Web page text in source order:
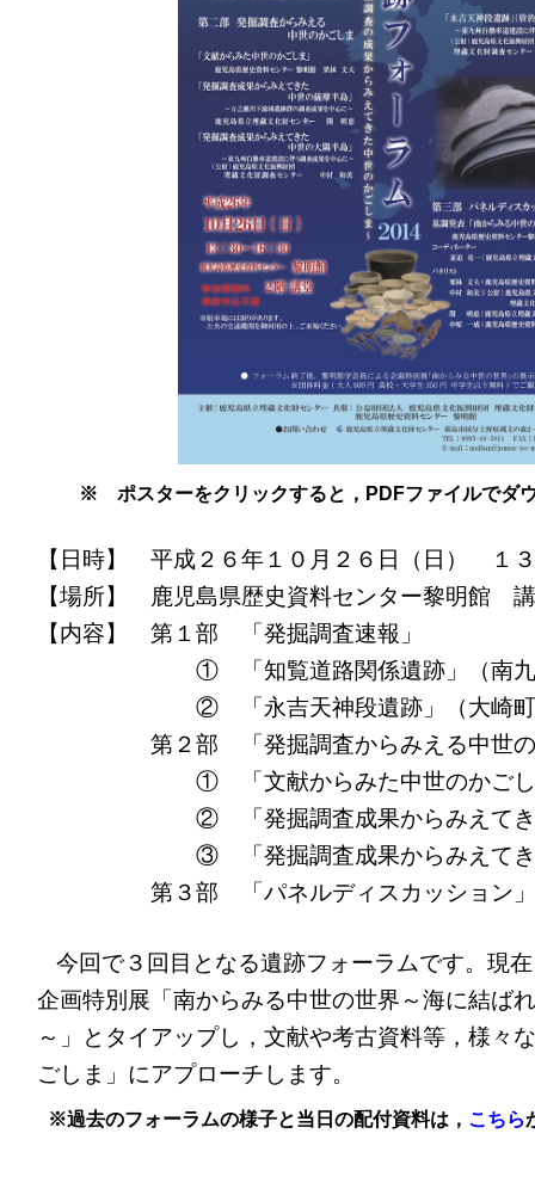
※ ポスターをクリックすると，PDFファイルでダ
【日時】 平成２６年１０月２６日（日） １
【場所】 鹿児島県歴史資料センター黎明館
【内容】 第１部 「発掘調査速報」
① 「知覧道路関係遺跡」（南九
② 「永吉天神段遺跡」（大崎町
第２部 「発掘調査からみえる中世の
① 「文献からみた中世のかごし
② 「発掘調査成果からみえてきた
③ 「発掘調査成果からみえてきた
第３部 「パネルディスカッション」
今回で３回目となる遺跡フォーラムです。現
企画特別展「南からみる中世の世界～海に結ば
～」とタイアップし，文献や考古資料等，様々
ごしま」にアプローチします。
※過去のフォーラムの様子と当日の配付資料は， こちら